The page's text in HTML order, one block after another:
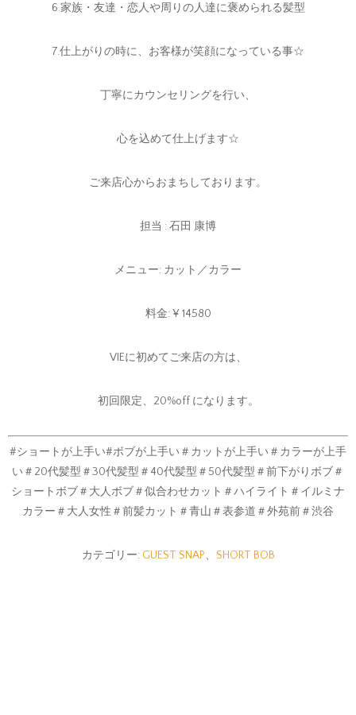
6.家族・友達・恋人や周りの人達に褒められる髪型
7.仕上がりの時に、お客様が笑顔になっている事☆
丁寧にカウンセリングを行い、
心を込めて仕上げます☆
ご来店心からおまちしております。
担当 : 石田 康博
メニュー: カット／カラー
料金: ¥ 14580
VIEに初めてご来店の方は、
初回限定、20%off になります。
#ショートが上手い#ボブが上手い＃カットが上手い＃カラーが上手
い＃20代髪型＃30代髪型＃40代髪型＃50代髪型＃前下がりボブ＃
ショートボブ＃大人ボブ＃似合わせカット＃ハイライト＃イルミナ
カラー＃大人女性＃前髪カット＃青山＃表参道＃外苑前＃渋谷
カテゴリー: GUEST SNAP、 SHORT BOB